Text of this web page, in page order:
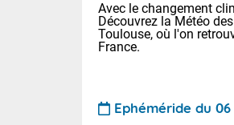
Avec le changement
Découvrez la Météo
Toulouse, où l'on
France.
Ephéméride du